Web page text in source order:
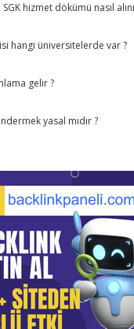
hizmet dökümü nasıl
hangi üniversitelerde var ?
gelir ?
yasal mıdır ?